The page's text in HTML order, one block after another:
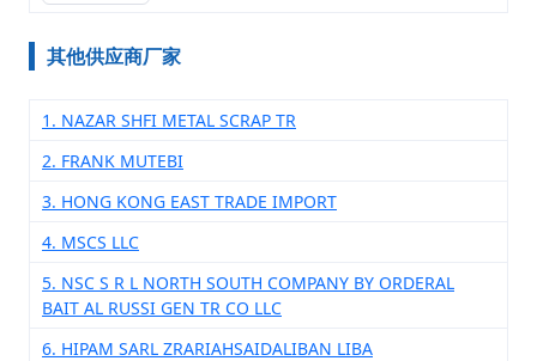
其他供应商厂家
1. NAZAR SHFI METAL SCRAP TR
2. FRANK MUTEBI
3. HONG KONG EAST TRADE IMPORT
4. MSCS LLC
5. NSC S R L NORTH SOUTH COMPANY BY ORDERAL
BAIT AL RUSSI GEN TR CO LLC
6. HIPAM SARL ZRARIAHSAIDALIBAN LIBA